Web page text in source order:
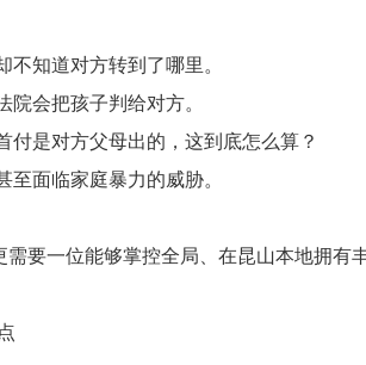
知道对方转到了哪里。
会把孩子判给对方。
是对方父母出的，这到底怎么算？
面临家庭暴力的威胁。
要一位能够掌控全局、在昆山本地拥有